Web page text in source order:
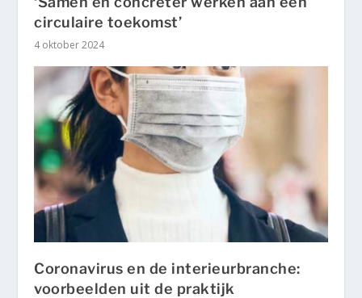
circulaire toekomst’
4 oktober 2024
Coronavirus en de interieurbranche:
voorbeelden uit de praktijk